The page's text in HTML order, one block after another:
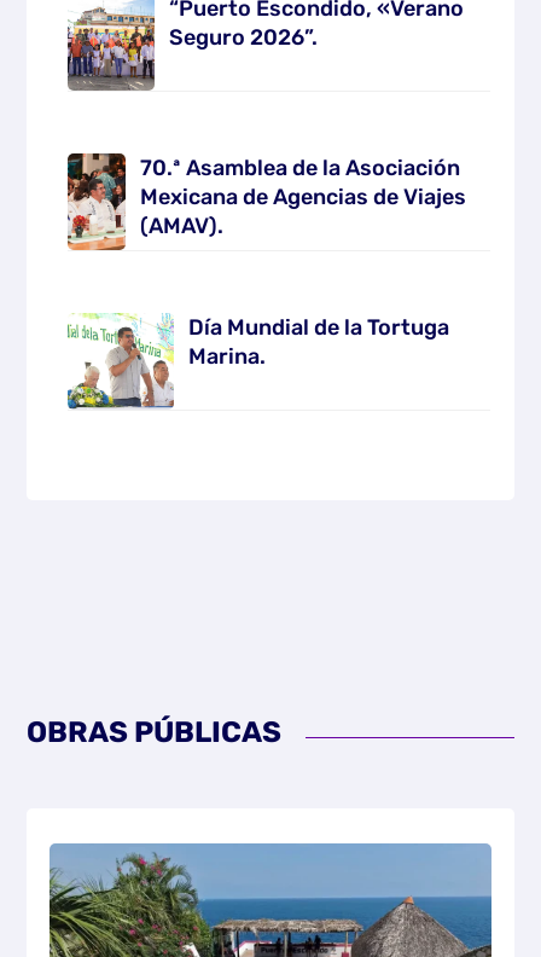
“Puerto Escondido, «Verano
Seguro 2026”.
70.ª Asamblea de la Asociación
Mexicana de Agencias de Viajes
(AMAV).
Día Mundial de la Tortuga
Marina.
OBRAS PÚBLICAS